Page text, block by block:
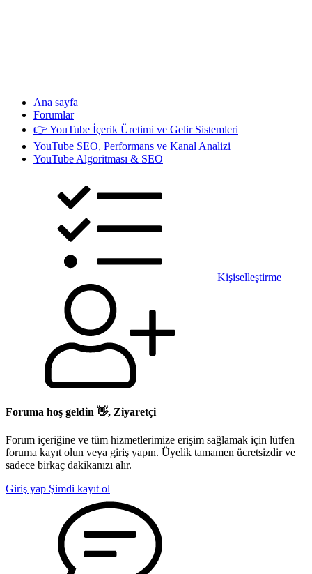
Ana sayfa
Forumlar
👉 YouTube İçerik Üretimi ve Gelir Sistemleri
YouTube SEO, Performans ve Kanal Analizi
YouTube Algoritması & SEO
Kişiselleştirme
Foruma hoş geldin 👋, Ziyaretçi
Forum içeriğine ve tüm hizmetlerimize erişim sağlamak için lütfen
foruma kayıt olun veya giriş yapın. Üyelik tamamen ücretsizdir ve
sadece birkaç dakikanızı alır.
Giriş yap Şimdi kayıt ol